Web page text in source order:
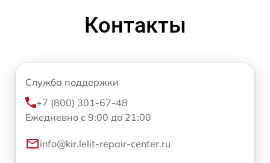
Контакты
Служба поддержки
+7 (800) 301-67-48
Ежедневно с 9:00 до 21:00
info@kir.lelit-repair-center.ru